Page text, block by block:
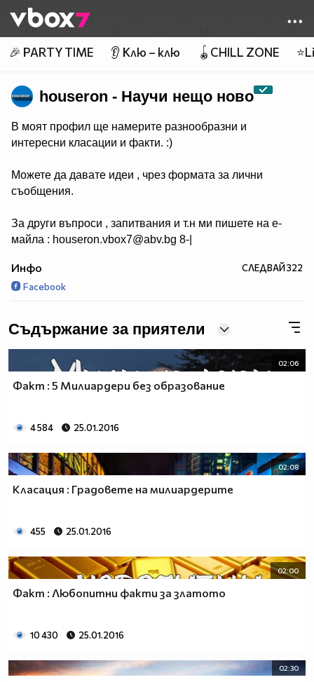
👾
🎉 PARTY TIME 👂 Клю – клю 🪀CHILL ZONE
houseron - Научи нещо ново
В моят профил ще намерите разнообразни и
интересни класации и факти. :)
Можете да давате идеи , чрез формата за лични
съобщения.
За други въпроси , запитвания и т.н ми пишете на е-
майла : houseron.vbox7@abv.bg 8-|
Инфо СЛЕДВАЙ322
Facebook
Съдържание за приятели
02:06
Факт : 5 Милиардери без образование
4 584 25.01.2016
02:08
Класация : Градовете на милиардерите
455 25.01.2016
02:00
Факт : Любопитни факти за златото
10 430 25.01.2016
02:30